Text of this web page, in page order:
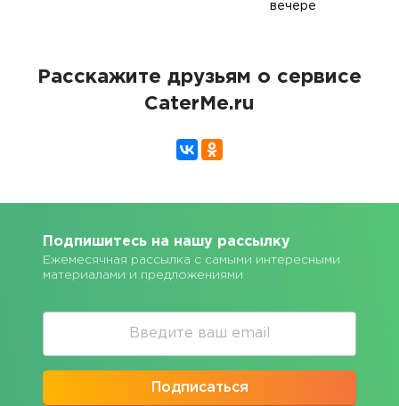
вечере
Расскажите друзьям о сервисе
CaterMe.ru
Подпишитесь на нашу рассылку
Ежемесячная рассылка с самыми интересными
материалами и предложениями
Подписаться